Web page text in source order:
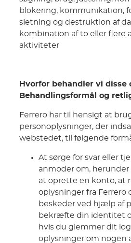
blokering, kommunikation,
sletning og destruktion af
kombination af to eller flere
aktiviteter
Hvorfor behandler vi disse
Behandlingsformål og
Ferrero har til hensigt at
personoplysninger, der
webstedet, til følgende
At sørge for svar eller
anmoder om,
at oprette en konto, at
oplysninger fra Ferrero
beskeder ved hjælp af
bekræfte din identitet
hvis du glemmer dit
oplysninger om nogen